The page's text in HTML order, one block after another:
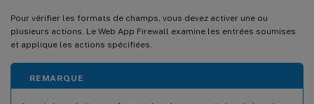
Pour vérifier les formats de champs, vous devez activer une ou
plusieurs actions. Le Web App Firewall examine les entrées soumises
et applique les actions spécifiées.
REMARQUE